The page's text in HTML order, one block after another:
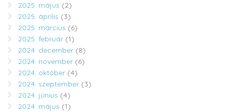
2025. május (2)
2025. április (3)
2025. március (6)
2025. február (1)
2024. december (8)
2024. november (6)
2024. október (4)
2024. szeptember (3)
2024. június (4)
2024. május (1)